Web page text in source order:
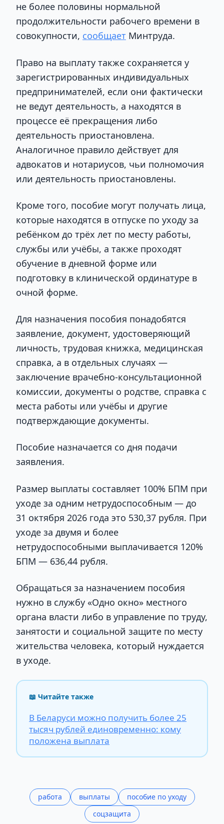
не более половины нормальной
продолжительности рабочего времени в
совокупности, сообщает Минтруда.
Право на выплату также сохраняется у
зарегистрированных индивидуальных
предпринимателей, если они фактически
не ведут деятельность, а находятся в
процессе её прекращения либо
деятельность приостановлена.
Аналогичное правило действует для
адвокатов и нотариусов, чьи полномочия
или деятельность приостановлены.
Кроме того, пособие могут получать лица,
которые находятся в отпуске по уходу за
ребёнком до трёх лет по месту работы,
службы или учёбы, а также проходят
обучение в дневной форме или
подготовку в клинической ординатуре в
очной форме.
Для назначения пособия понадобятся
заявление, документ, удостоверяющий
личность, трудовая книжка, медицинская
справка, а в отдельных случаях —
заключение врачебно-консультационной
комиссии, документы о родстве, справка с
места работы или учёбы и другие
подтверждающие документы.
Пособие назначается со дня подачи
заявления.
Размер выплаты составляет 100% БПМ при
уходе за одним нетрудоспособным — до
31 октября 2026 года это 530,37 рубля. При
уходе за двумя и более
нетрудоспособными выплачивается 120%
БПМ — 636,44 рубля.
Обращаться за назначением пособия
нужно в службу «Одно окно» местного
органа власти либо в управление по труду,
занятости и социальной защите по месту
жительства человека, который нуждается
в уходе.
📖 Читайте также
В Беларуси можно получить более 25
тысяч рублей единовременно: кому
положена выплата
работа выплаты
пособие по уходу
соцзащита